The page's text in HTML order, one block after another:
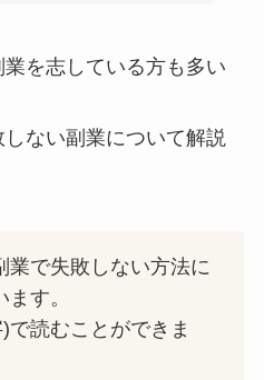
を志している方も多い
ない副業について解説
業で失敗しない方法に
す。
で読むことができま